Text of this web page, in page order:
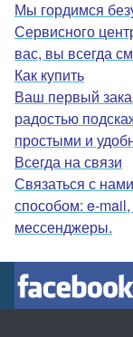
Мы гордимся
Сервисного
вас, вы всегда
Как купить
Ваш первый
радостью
простыми и
Всегда на связи
Связаться с
способом: e-
мессенджеры.